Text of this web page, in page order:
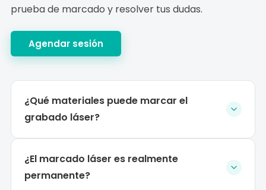
prueba de marcado y resolver tus dudas.
Agendar sesión
¿Qué materiales puede marcar el
grabado láser?
¿El marcado láser es realmente
permanente?